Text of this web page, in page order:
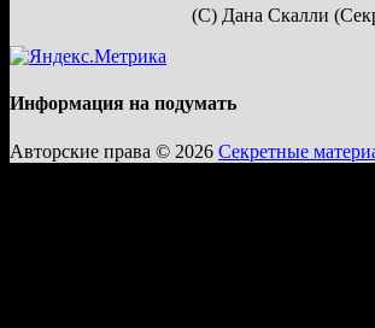
(С) Дана Скалли
Информация на подумать
Авторские права © 2026 Секретные